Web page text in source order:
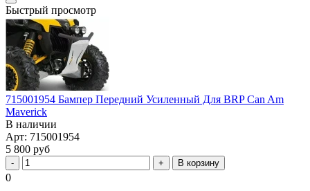
Быстрый просмотр
715001954 Бампер Передний Усиленный Для BRP Can Am
Maverick
В наличии
Арт: 715001954
5 800 руб
В корзину
0